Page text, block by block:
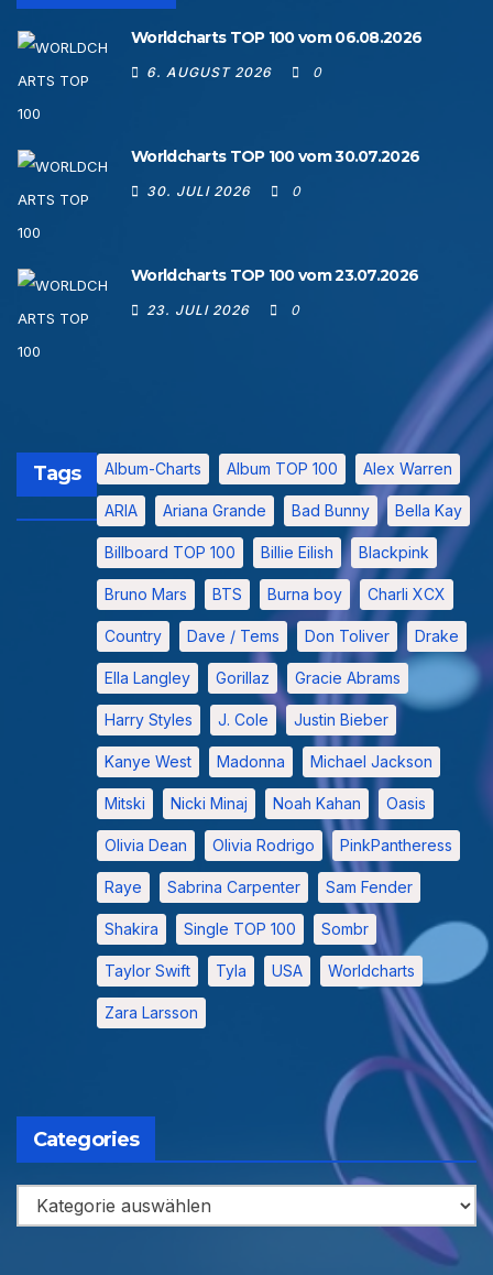
Worldcharts TOP 100 vom 06.08.2026
6. AUGUST 2026 0
Worldcharts TOP 100 vom 30.07.2026
30. JULI 2026 0
Worldcharts TOP 100 vom 23.07.2026
23. JULI 2026 0
Tags Album-Charts Album TOP 100 Alex Warren
ARIA Ariana Grande Bad Bunny Bella Kay
Billboard TOP 100 Billie Eilish Blackpink
Bruno Mars BTS Burna boy Charli XCX
Country Dave / Tems Don Toliver Drake
Ella Langley Gorillaz Gracie Abrams
Harry Styles J. Cole Justin Bieber
Kanye West Madonna Michael Jackson
Mitski Nicki Minaj Noah Kahan Oasis
Olivia Dean Olivia Rodrigo PinkPantheress
Raye Sabrina Carpenter Sam Fender
Shakira Single TOP 100 Sombr
Taylor Swift Tyla USA Worldcharts
Zara Larsson
Categories
Categories